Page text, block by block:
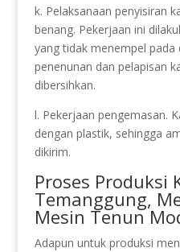
k. Pelaksanaan penyisiran
benang. Pekerjaan ini
yang tidak menempel pada
penenunan dan pelapisan
dibersihkan.
l. Pekerjaan pengemasan.
dengan plastik, sehingga
dikirim.
Proses Produksi
Temanggung,
Mesin Tenun
Adapun untuk produksi